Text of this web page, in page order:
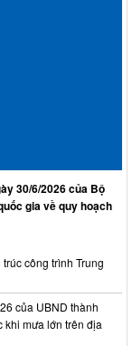
30/6/2026 của Bộ
gia về quy hoạch
công trình Trung
của UBND thành
khi mưa lớn trên địa